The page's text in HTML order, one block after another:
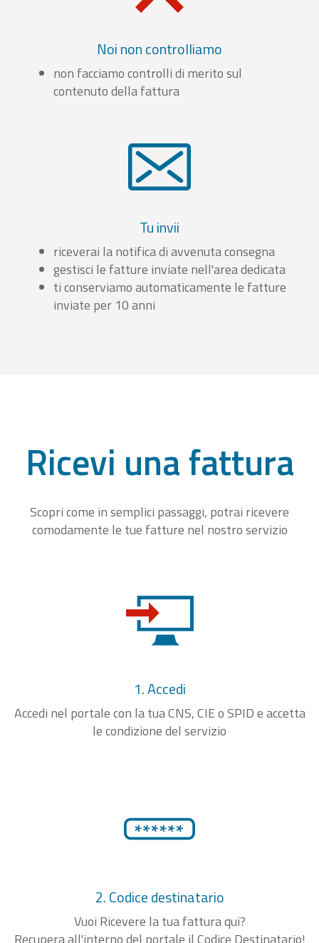
Noi non controlliamo
non facciamo controlli di merito sul
contenuto della fattura
Tu invii
riceverai la notifica di avvenuta consegna
gestisci le fatture inviate nell'area dedicata
ti conserviamo automaticamente le fatture
inviate per 10 anni
Ricevi una fattura
Scopri come in semplici passaggi, potrai ricevere
comodamente le tue fatture nel nostro servizio
1. Accedi
Accedi nel portale con la tua CNS, CIE o SPID e accetta
le condizione del servizio
2. Codice destinatario
Vuoi Ricevere la tua fattura qui?
Recupera all'interno del portale il Codice Destinatario!